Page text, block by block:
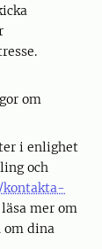
om
i enlighet
och
mer om
om dina